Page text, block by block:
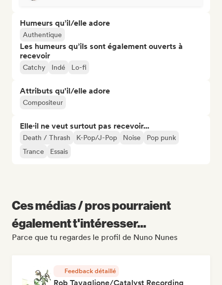
Humeurs qu’il/elle adore
Authentique
Les humeurs qu’ils sont également ouverts à
recevoir
Catchy Indé Lo-fi
Attributs qu'il/elle adore
Compositeur
Elle·il ne veut surtout pas recevoir...
Death / Thrash K-Pop/J-Pop Noise
Pop punk
Trance
Essais
Ces médias / pros pourraient
également t'intéresser...
Parce que tu regardes le profil de Nuno Nunes
Feedback détaillé
Rob Tavaglione/Catalyst Recording